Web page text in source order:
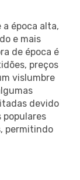
época alta,
e mais
de época é
preços
vislumbre
devido
populares
permitindo